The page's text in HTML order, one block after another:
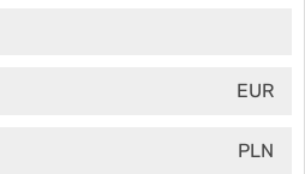
EUR
PLN